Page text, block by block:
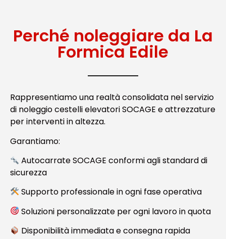
Perché noleggiare da La
Formica Edile
Rappresentiamo una realtà consolidata nel servizio
di noleggio cestelli elevatori SOCAGE e attrezzature
per interventi in altezza.
Garantiamo:
Autocarrate SOCAGE conformi agli standard di
sicurezza
Supporto professionale in ogni fase operativa
Soluzioni personalizzate per ogni lavoro in quota
Disponibilità immediata e consegna rapida